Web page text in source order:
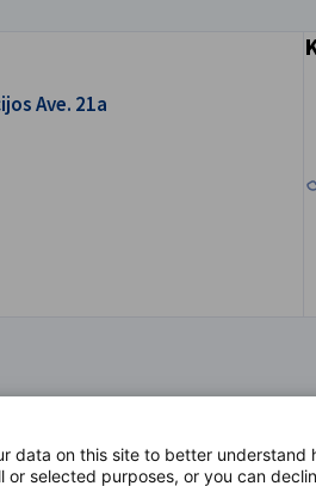
Ave. 21a
data on this site to better understand
selected purposes, or you can